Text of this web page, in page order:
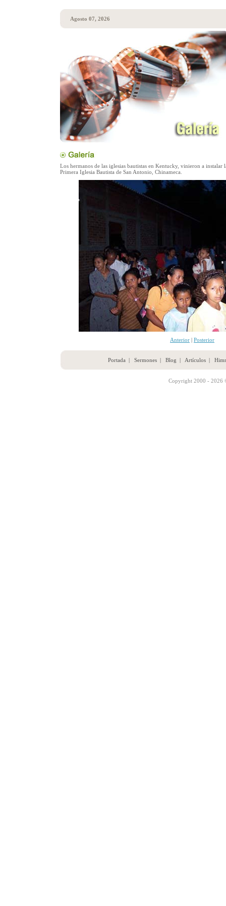
Agosto 07, 2026
Los hermanos de las iglesias bautistas en Kentucky, vinieron a instalar
Primera Iglesia Bautista de San Antonio, Chinameca.
Anterior | Posterior
Portada | Sermones| Blog | Artículos|
Copyright 2000 - 2026